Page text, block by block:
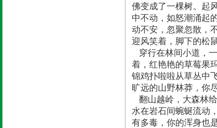
佛变成了一棵树。起
中不动，如怒潮涌起
动不安，忽聚忽散，
迎风笑着，脚下的松
穿行在林间小道，
着，红艳艳的草莓果
锦鸡扑啦啦从草丛中
旷远的山野林莽，你
翻山越岭，大森林
水在岩石间蜿蜒流动
有多毒，你的浑身也